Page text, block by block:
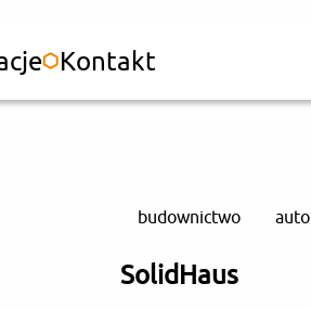
budownictwo
SolidHaus
Kontakt